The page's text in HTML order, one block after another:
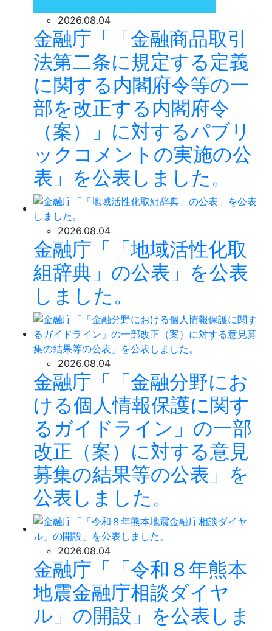
2026.08.04
金融庁「「金融商品取引
法第二条に規定する定義
に関する内閣府令等の一
部を改正する内閣府令
（案）」に対するパブリ
ックコメントの実施の公
表」を公表しました。
2026.08.04
金融庁「「地域活性化取
組辞典」の公表」を公表
しました。
2026.08.04
金融庁「「金融分野にお
ける個人情報保護に関す
るガイドライン」の一部
改正（案）に対する意見
募集の結果等の公表」を
公表しました。
2026.08.04
金融庁「「令和８年熊本
地震金融庁相談ダイヤ
ル」の開設」を公表しま